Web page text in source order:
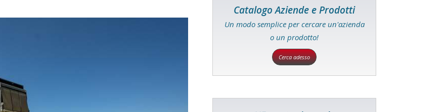
Catalogo Aziende e Prodotti
Un modo semplice per cercare un'azienda
o un prodotto!
Cerca adesso